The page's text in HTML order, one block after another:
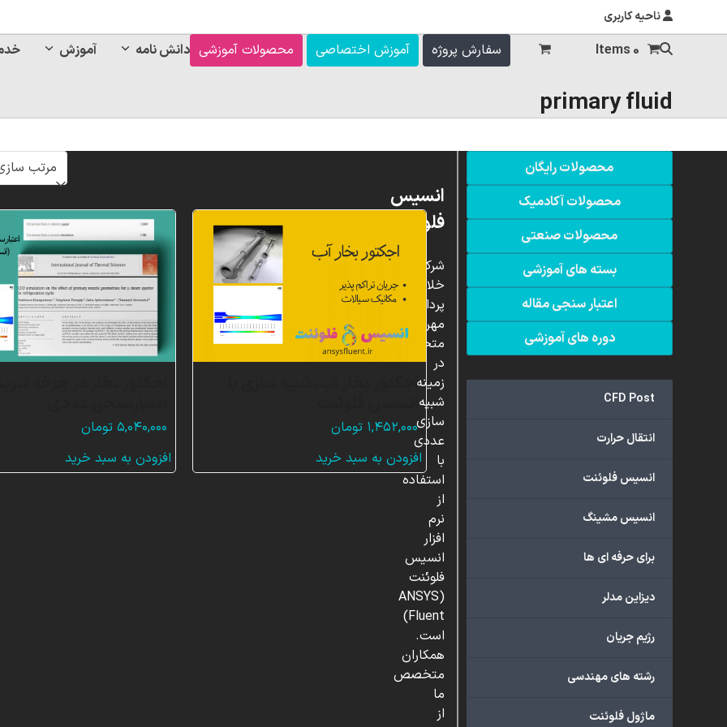
ناحیه کاربری
آموزش دانش نامه محصولات آموزشی آموزش اختصاصی سفارش پروژه 0 Items
primary fluid
اجکتور بخار آب، شبیه سازی با
۱,۴۵۲,۰۰۰ تومان
افزودن به سبد خرید
۵,۰۴۰,۰۰۰ تومان
افزودن به سبد خرید
محصولات رایگان
محصولات آکادمیک
محصولات صنعتی
بسته های آموزشی
اعتبار سنجی مقاله
دوره های آموزشی
CFD Post
انتقال حرارت
انسیس فلوئنت
انسیس مشینگ
برای حرفه ای ها
دیزاین مدلر
رژیم جریان
رشته های مهندسی
ماژول فلوئنت
انسیس
فلوئنت
شرکت
خلاق
پردازشگران
مهر،
متخصص
در
زمینه
شبیه
سازی
عددی
با
استفاده
از
نرم
افزار
انسیس
فلوئنت
(ANSYS
Fluent)
است.
همکاران
متخصص
ما
از